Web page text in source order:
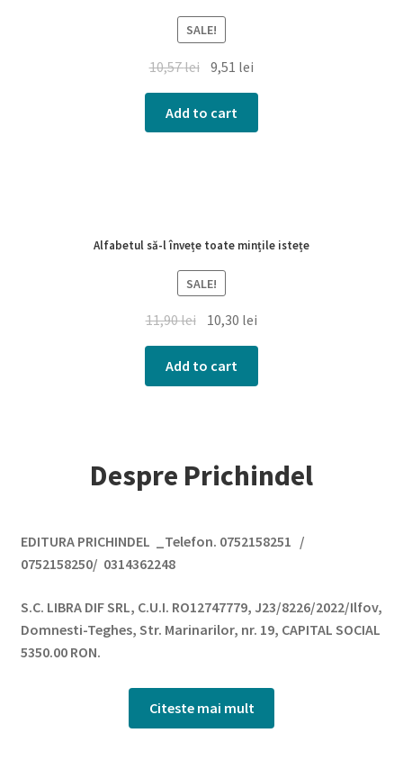
SALE!
10,57lei 9,51 lei
Add to cart
Alfabetul să-l învețe toate mințile istețe
SALE!
11,90lei 10,30 lei
Add to cart
Despre Prichindel
EDITURA PRICHINDEL _Telefon. 0752158251 /
0752158250/ 0314362248
S.C. LIBRA DIF SRL, C.U.I. RO12747779, J23/8226/2022/Ilfov,
Domnesti-Teghes, Str. Marinarilor, nr. 19, CAPITAL SOCIAL
5350.00 RON.
AUTORITATEA PENTRU PROTECTIA CONSUMATORULUI:
Citeste mai mult